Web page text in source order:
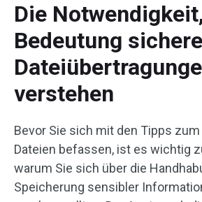
Die
Bedeutung
verstehen
Bevor Sie sich mit den Tipps
Dateien befassen, ist es wichtig
warum Sie sich über die
Speicherung sensibler